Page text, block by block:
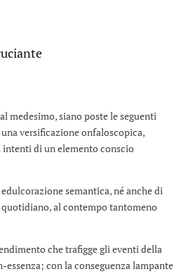
medesimo, siano poste le seguenti
versificazione onfaloscopica,
intenti di un elemento conscio
semantica, né anche di
al contempo tantomeno
che trafigge gli eventi della
essenza; con la conseguenza lampante